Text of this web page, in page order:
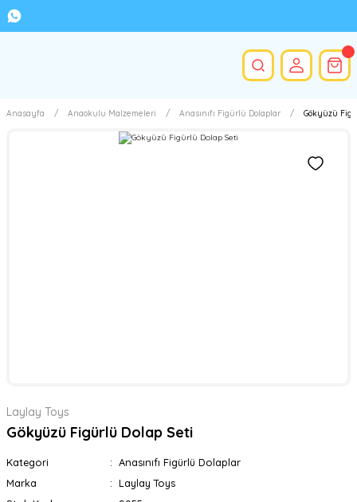
Anasayfa Anaokulu Malzemeleri Anasınıfı Figürlü Dolaplar Gökyüzü
Laylay Toys
Gökyüzü Figürlü Dolap Seti
Kategori
Anasınıfı Figürlü Dolaplar
Marka
Laylay Toys